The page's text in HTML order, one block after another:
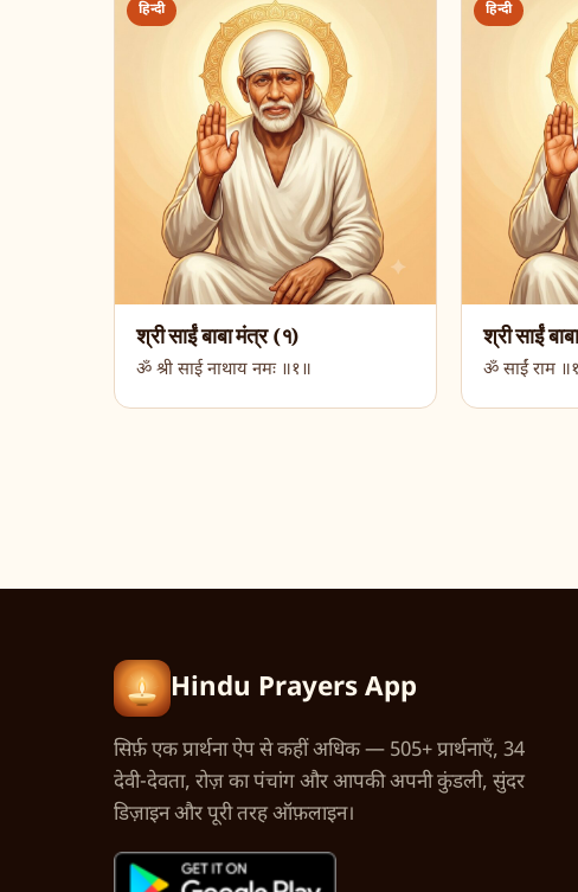
हिन्दी
श्री साईं बाबा मंत्र (१)
ॐ श्री साई नाथाय नमः ॥१॥
हिन्दी
श्री साईं
ॐ साईं राम
Hindu Prayers App
सिर्फ़ एक प्रार्थना ऐप से कहीं अधिक — 505+ प्रार्थनाएँ, 34
देवी-देवता, रोज़ का पंचांग और आपकी अपनी कुंडली, सुंदर
डिज़ाइन और पूरी तरह ऑफ़लाइन।